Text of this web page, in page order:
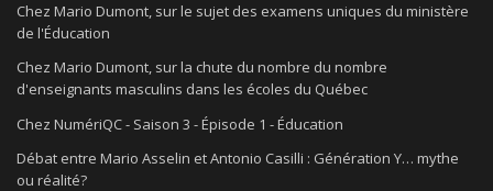
Chez Mario Dumont, sur le sujet des examens uniques du ministère
de l'Éducation
Chez Mario Dumont, sur la chute du nombre du nombre
d'enseignants masculins dans les écoles du Québec
Chez NumériQC - Saison 3 - Épisode 1 - Éducation
Débat entre Mario Asselin et Antonio Casilli : Génération Y… mythe
ou réalité?